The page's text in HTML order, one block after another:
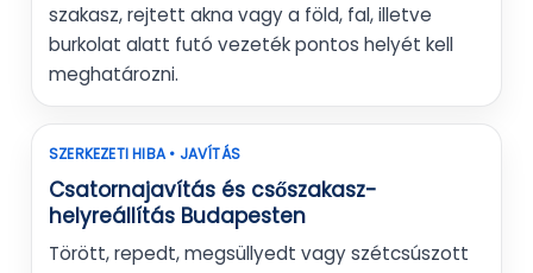
szakasz, rejtett akna vagy a föld, fal, illetve
burkolat alatt futó vezeték pontos helyét kell
meghatározni.
SZERKEZETI HIBA • JAVÍTÁS
Csatornajavítás és csőszakasz-
helyreállítás Budapesten
Törött, repedt, megsüllyedt vagy szétcsúszott